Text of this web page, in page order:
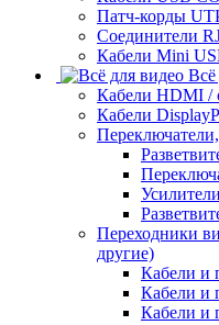
Патч-корды
Соединители
Кабели Mini
Всё
Кабели HDMI /
Кабели
Переходники
другие)
Кабели и
Кабели и
Кабели и